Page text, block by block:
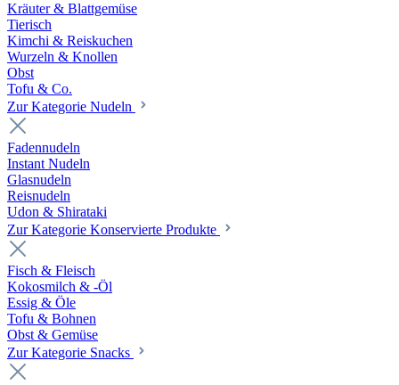
Kräuter & Blattgemüse
Tierisch
Kimchi & Reiskuchen
Wurzeln & Knollen
Obst
Tofu & Co.
Zur Kategorie Nudeln
Fadennudeln
Instant Nudeln
Glasnudeln
Reisnudeln
Udon & Shirataki
Zur Kategorie Konservierte Produkte
Fisch & Fleisch
Kokosmilch & -Öl
Essig & Öle
Tofu & Bohnen
Obst & Gemüse
Zur Kategorie Snacks